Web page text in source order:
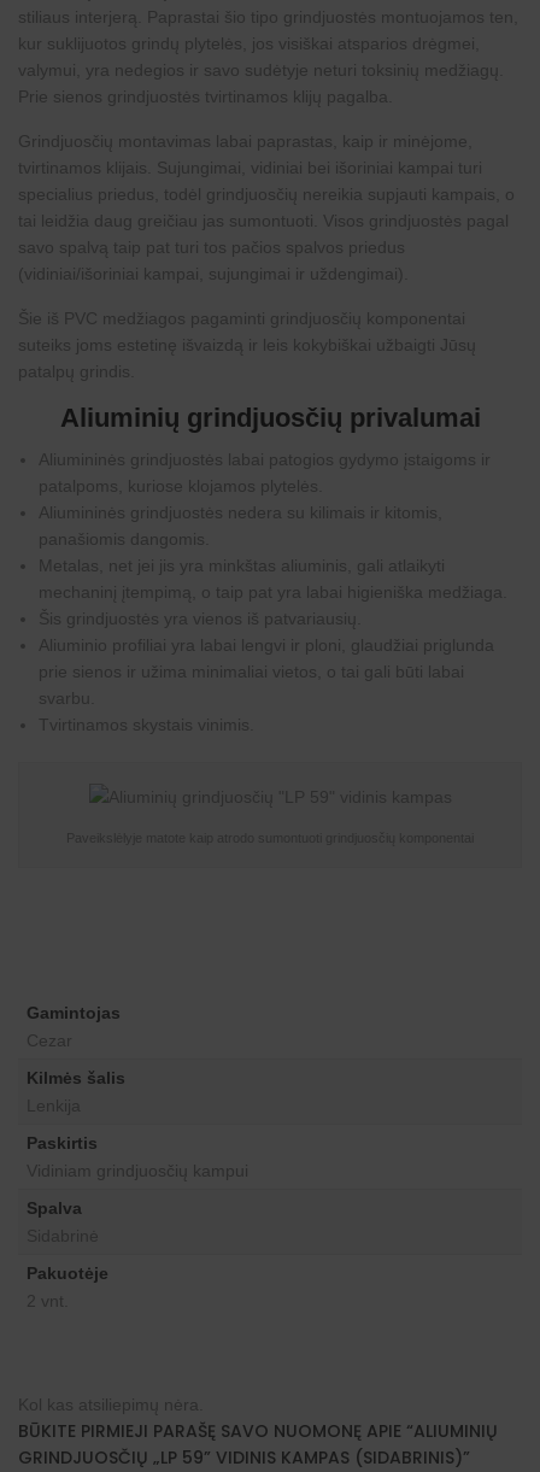
stiliaus interjerą. Paprastai šio tipo grindjuostės montuojamos ten,
kur suklijuotos grindų plytelės, jos visiškai atsparios drėgmei,
valymui, yra nedegios ir savo sudėtyje neturi toksinių medžiagų.
Prie sienos grindjuostės tvirtinamos klijų pagalba.
Grindjuosčių montavimas labai paprastas, kaip ir minėjome,
tvirtinamos klijais. Sujungimai, vidiniai bei išoriniai kampai turi
specialius priedus, todėl grindjuosčių nereikia supjauti kampais, o
tai leidžia daug greičiau jas sumontuoti. Visos grindjuostės pagal
savo spalvą taip pat turi tos pačios spalvos priedus
(vidiniai/išoriniai kampai, sujungimai ir uždengimai).
Šie iš PVC medžiagos pagaminti grindjuosčių komponentai
suteiks joms estetinę išvaizdą ir leis kokybiškai užbaigti Jūsų
patalpų grindis.
Aliuminių grindjuosčių privalumai
Aliumininės grindjuostės labai patogios gydymo įstaigoms ir
patalpoms, kuriose klojamos plytelės.
Aliumininės grindjuostės nedera su kilimais ir kitomis,
panašiomis dangomis.
Metalas, net jei jis yra minkštas aliuminis, gali atlaikyti
mechaninį įtempimą, o taip pat yra labai higieniška medžiaga.
Šis grindjuostės yra vienos iš patvariausių.
Aliuminio profiliai yra labai lengvi ir ploni, glaudžiai priglunda
prie sienos ir užima minimaliai vietos, o tai gali būti labai
svarbu.
Tvirtinamos skystais vinimis.
Gamintojas
Cezar
Kilmės šalis
Paskirtis
Vidiniam grindjuosčių kampui
Spalva
Pakuotėje
2 vnt.
Kol kas atsiliepimų nėra.
BŪKITE PIRMIEJI PARAŠĘ SAVO NUOMONĘ APIE “ALIUMINIŲ
GRINDJUOSČIŲ „LP 59” VIDINIS KAMPAS (SIDABRINIS)”